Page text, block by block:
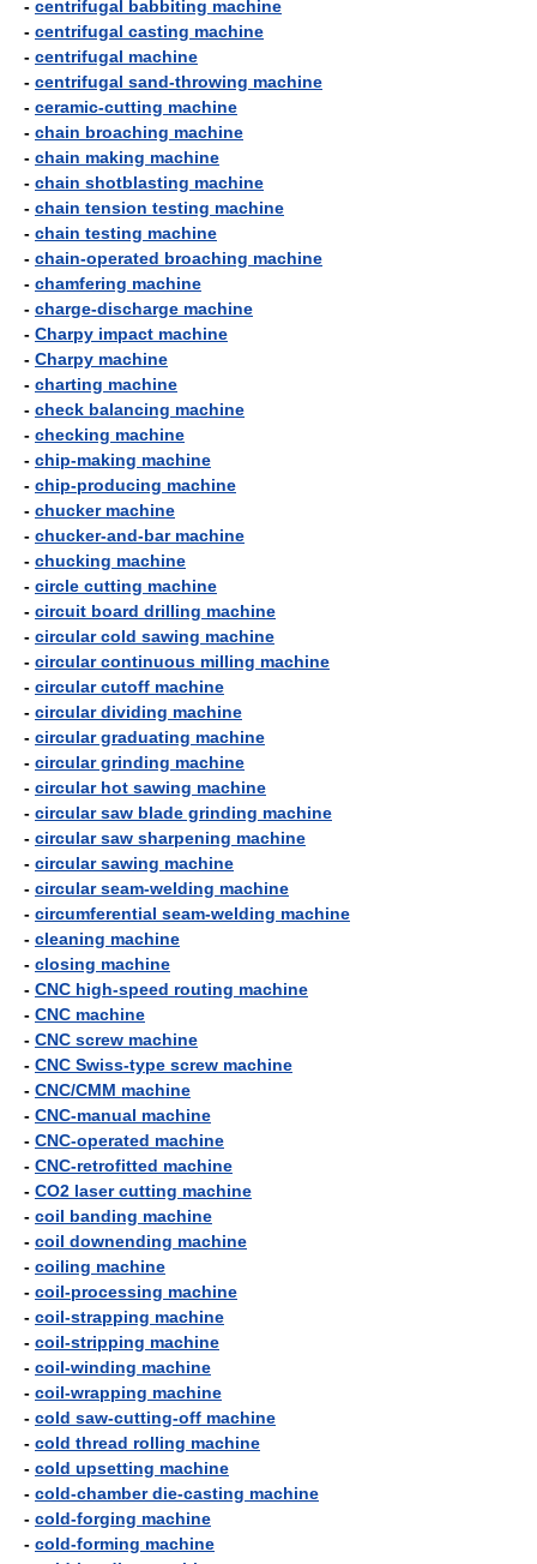
- centrifugal babbiting machine
- centrifugal casting machine
- centrifugal machine
- centrifugal sand-throwing machine
- ceramic-cutting machine
- chain broaching machine
- chain making machine
- chain shotblasting machine
- chain tension testing machine
- chain testing machine
- chain-operated broaching machine
- chamfering machine
- charge-discharge machine
- Charpy impact machine
- Charpy machine
- charting machine
- check balancing machine
- checking machine
- chip-making machine
- chip-producing machine
- chucker machine
- chucker-and-bar machine
- chucking machine
- circle cutting machine
- circuit board drilling machine
- circular cold sawing machine
- circular continuous milling machine
- circular cutoff machine
- circular dividing machine
- circular graduating machine
- circular grinding machine
- circular hot sawing machine
- circular saw blade grinding machine
- circular saw sharpening machine
- circular sawing machine
- circular seam-welding machine
- circumferential seam-welding machine
- cleaning machine
- closing machine
- CNC high-speed routing machine
- CNC machine
- CNC screw machine
- CNC Swiss-type screw machine
- CNC/CMM machine
- CNC-manual machine
- CNC-operated machine
- CNC-retrofitted machine
- CO2 laser cutting machine
- coil banding machine
- coil downending machine
- coiling machine
- coil-processing machine
- coil-strapping machine
- coil-stripping machine
- coil-winding machine
- coil-wrapping machine
- cold saw-cutting-off machine
- cold thread rolling machine
- cold upsetting machine
- cold-chamber die-casting machine
- cold-forging machine
- cold-forming machine